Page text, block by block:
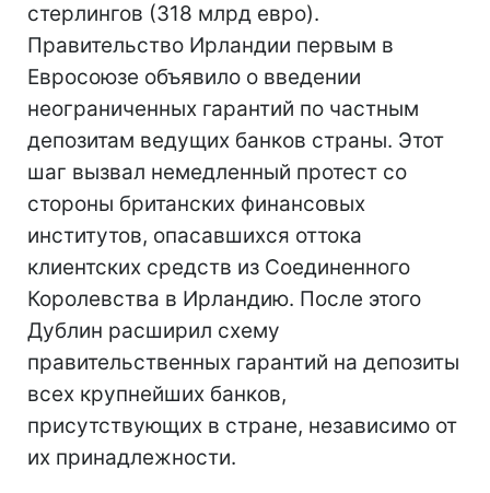
стерлингов (318 млрд евро).
Правительство Ирландии первым в
Евросоюзе объявило о введении
неограниченных гарантий по частным
депозитам ведущих банков страны. Этот
шаг вызвал немедленный протест со
стороны британских финансовых
институтов, опасавшихся оттока
клиентских средств из Соединенного
Королевства в Ирландию. После этого
Дублин расширил схему
правительственных гарантий на депозиты
всех крупнейших банков,
присутствующих в стране, независимо от
их принадлежности.